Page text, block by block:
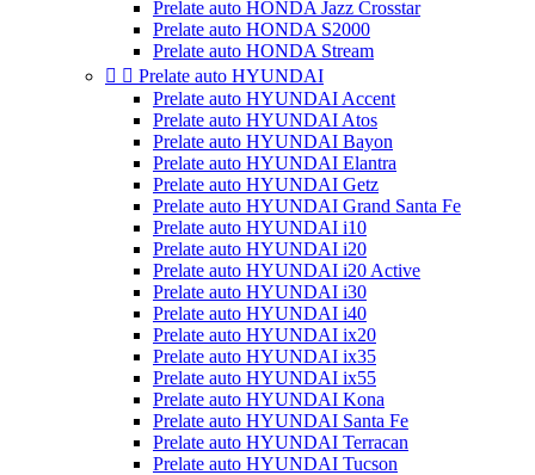
Prelate auto HONDA Jazz Crosstar
Prelate auto HONDA S2000
Prelate auto HONDA Stream
  Prelate auto HYUNDAI
Prelate auto HYUNDAI Accent
Prelate auto HYUNDAI Atos
Prelate auto HYUNDAI Bayon
Prelate auto HYUNDAI Elantra
Prelate auto HYUNDAI Getz
Prelate auto HYUNDAI Grand Santa Fe
Prelate auto HYUNDAI i10
Prelate auto HYUNDAI i20
Prelate auto HYUNDAI i20 Active
Prelate auto HYUNDAI i30
Prelate auto HYUNDAI i40
Prelate auto HYUNDAI ix20
Prelate auto HYUNDAI ix35
Prelate auto HYUNDAI ix55
Prelate auto HYUNDAI Kona
Prelate auto HYUNDAI Santa Fe
Prelate auto HYUNDAI Terracan
Prelate auto HYUNDAI Tucson